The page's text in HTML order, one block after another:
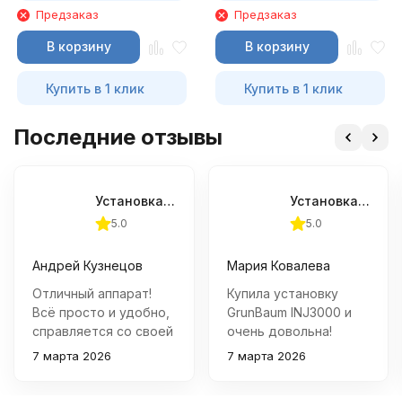
Предзаказ
В корзину
Купить в 1 клик
Предзаказ
В корзину
Купить в 1 клик
Последние отзывы
Установка для промывки топливной системы GrunBaum INJ3000
5.0
Андрей Кузнецов
Отличный аппарат!
Всё просто и удобно,
справляется со своей
задачей быстро и
7 марта 2026
Установка для промывки топливной системы GrunBaum INJ3000
5.0
Мария Ковалева
Купила установку
GrunBaum INJ3000 и
очень довольна!
Легко подключается,
7 марта 2026